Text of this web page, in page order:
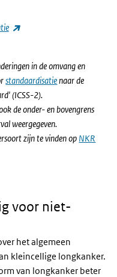
(externe link)
link)
in de omvang en
standaardisatienaar de
(ICSS-2).
de onder- en bovengrens
weergegeven.
zijn te vinden op NKR
voor niet-
het algemeen
kleincellige longkanker.
van longkanker beter